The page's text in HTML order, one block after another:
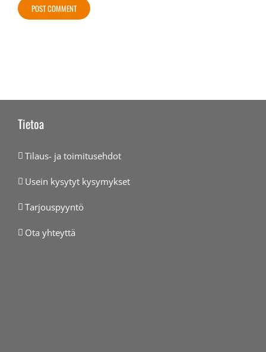
Tietoa
Tilaus- ja toimitusehdot
Usein kysytyt kysymykset
Tarjouspyyntö
Ota yhteyttä